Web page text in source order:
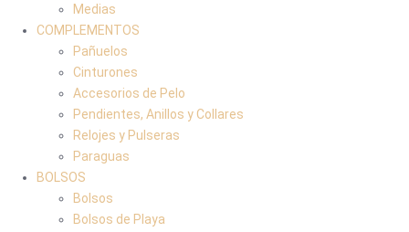
Medias
COMPLEMENTOS
Pañuelos
Cinturones
Accesorios de Pelo
Pendientes, Anillos y Collares
Relojes y Pulseras
Paraguas
BOLSOS
Bolsos
Bolsos de Playa